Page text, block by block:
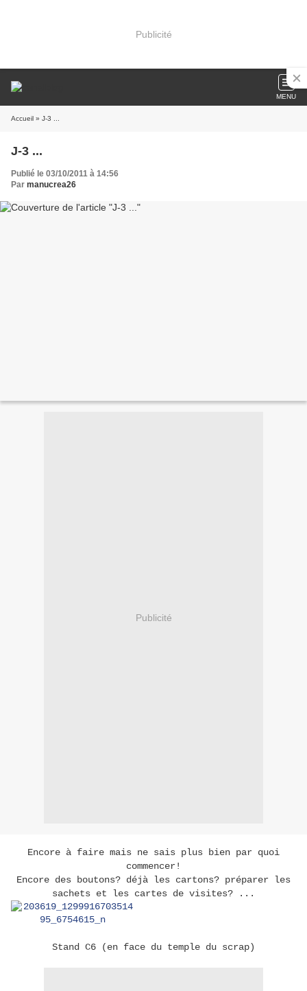
Publicité
MENU
Accueil » J-3 ...
J-3 ...
Publié le 03/10/2011 à 14:56
Par manucrea26
Publicité
Encore à faire mais ne sais plus bien par quoi
commencer!
Encore des boutons? déjà les cartons? préparer les
sachets et les cartes de visites? ...
Stand C6 (en face du temple du scrap)